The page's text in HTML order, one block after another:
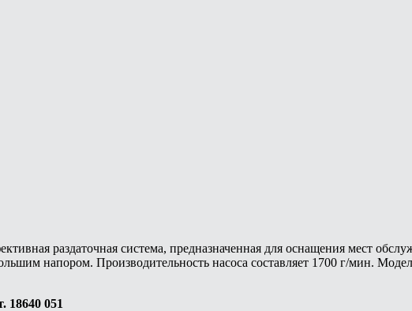
раздаточная система, предназначенная для оснащения мест
напором. Производительность насоса составляет 1700 г/мин.
18640 051